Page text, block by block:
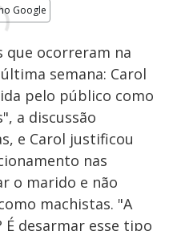
Google
que ocorreram na
semana: Carol
pelo público como
a discussão
e Carol justificou
nas
o marido e não
machistas. "A
desarmar esse tipo